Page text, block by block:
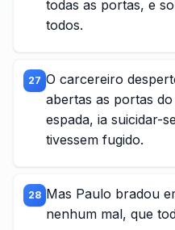
todas as portas, e
todos.
27 O carcereiro
abertas as portas
espada, ia suicidar-
tivessem fugido.
28 Mas Paulo bradou
nenhum mal, que